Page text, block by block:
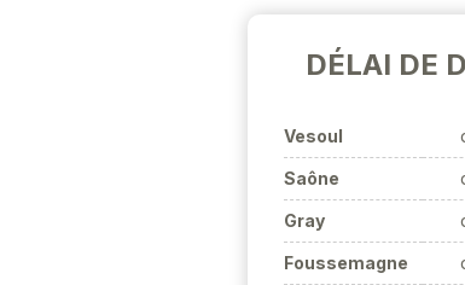
DÉLAI DE
Vesoul
Saône
Gray
Foussemagne